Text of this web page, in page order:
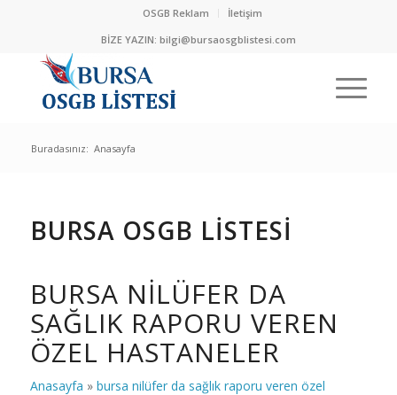
OSGB Reklam
İletişim
BİZE YAZIN: bilgi@bursaosgblistesi.com
Buradasınız: Anasayfa
BURSA OSGB LİSTESİ
BURSA NILÜFER DA
SAĞLIK RAPORU VEREN
ÖZEL HASTANELER
Anasayfa » bursa nilüfer da sağlık raporu veren özel